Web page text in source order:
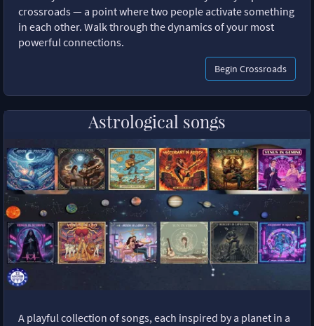
crossroads — a point where two people activate something
in each other. Walk through the dynamics of your most
powerful connections.
Begin Crossroads
Astrological songs
A playful collection of songs, each inspired by a planet in a